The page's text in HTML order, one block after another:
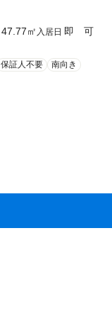
47.77㎡ 入居日 即 可
保証人不要 南向き